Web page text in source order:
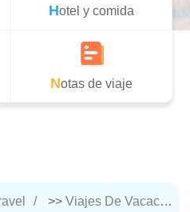
Hotel y comida
Notas de viaje
>> Viajes De Vacaciones